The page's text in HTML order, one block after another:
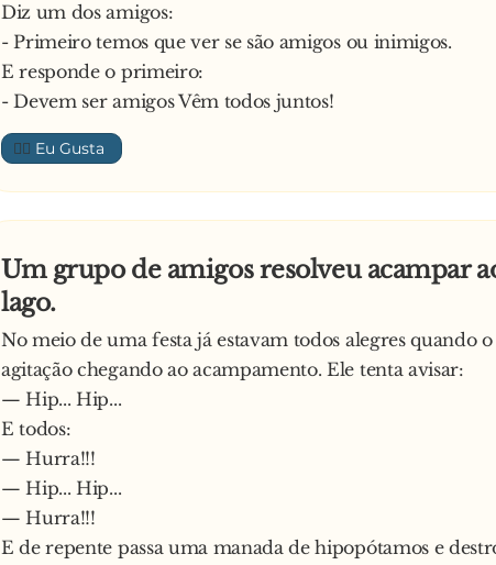
Diz um dos amigos:
- Primeiro temos que ver se são amigos ou inimigos.
E responde o primeiro:
- Devem ser amigos Vêm todos juntos!
👍🏼
Um grupo de amigos resolveu acampar
lago.
No meio de uma festa já estavam todos alegres quando
agitação chegando ao acampamento. Ele tenta avisar:
— Hip... Hip...
E todos:
— Hurra!!!
— Hip... Hip...
— Hurra!!!
E de repente passa uma manada de hipopótamos e